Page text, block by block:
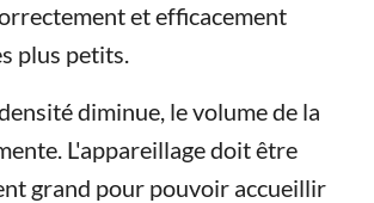
et efficacement
plus petits.
diminue, le volume de la
L'appareillage doit être
grand pour pouvoir accueillir